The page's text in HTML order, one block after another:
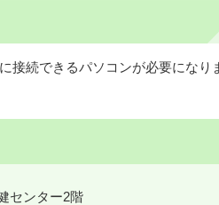
接続できるパソコンが必要になり
センター2階